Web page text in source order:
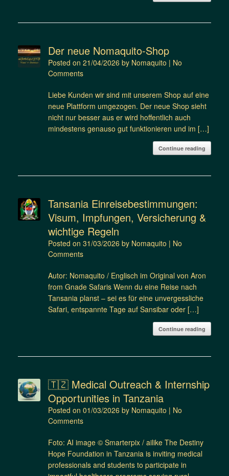
Der neue Nomaquito-Shop
Posted on 21/04/2026 by Nomaquito | No
Comments
Liebe Kunden wir sind mit unserem Shop auf eine
neue Plattform umgezogen. Der neue Shop sieht
nicht nur besser aus er wird hoffentlich auch
mindestens genauso gut funktionieren und im […]
Continue reading
Tansania Einreisebestimmungen:
Visum, Impfungen, Versicherung &
wichtige Regeln
Posted on 31/03/2026 by Nomaquito | No
Comments
Autor: Nomaquito / Englisch im Original von Aron
from Gnade Safaris Wenn du eine Reise nach
Tansania planst – sei es für eine unvergessliche
Safari, entspannte Tage auf Sansibar oder […]
Continue reading
🇹🇿 Medical Outreach & Internship
Opportunities in Tanzania
Posted on 01/03/2026 by Nomaquito | No
Comments
Foto: AI image © Smarterpix / ailike The Destiny
Hope Foundation in Tanzania is inviting medical
professionals and students to participate in